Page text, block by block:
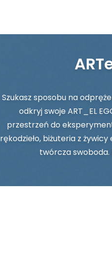
Szukasz sposobu na
odkryj swoje ART_EL
przestrzeń do
rękodzieło, biżuteria z
twórcza swoboda.